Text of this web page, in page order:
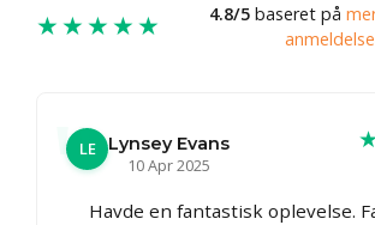
★★★★★ 4.8/5 baseret på
LE
Lynsey Evans
10 Apr 2025
Havde en fantastisk oplevelse.